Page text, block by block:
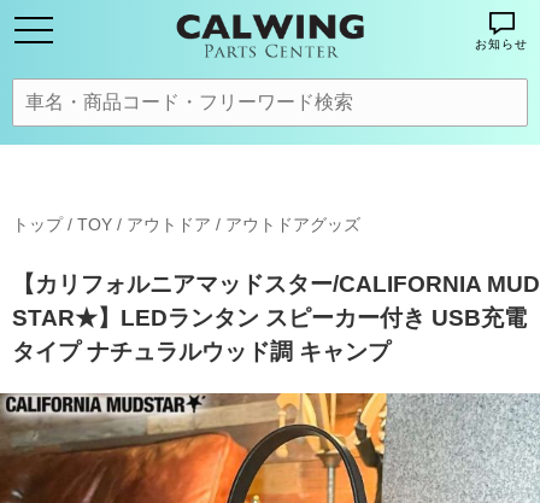
お知らせ
トップ/ TOY / アウトドア / アウトドアグッズ
【カリフォルニアマッドスター/CALIFORNIA MUD
STAR★】LEDランタン スピーカー付き USB充電
タイプ ナチュラルウッド調 キャンプ